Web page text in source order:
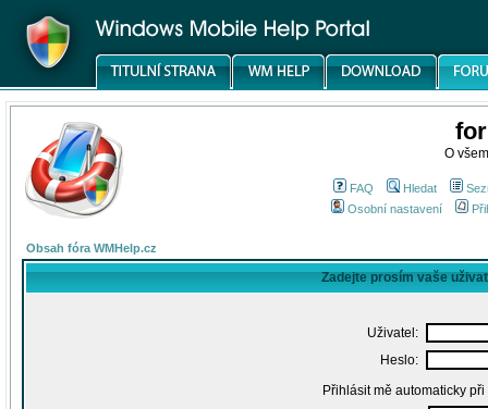
O
FAQ Hledat
Osobní nastavení
Obsah fóra WMHelp.cz
Zadejte prosím vaše
Uživatel:
Heslo:
Přihlásit mě automaticky